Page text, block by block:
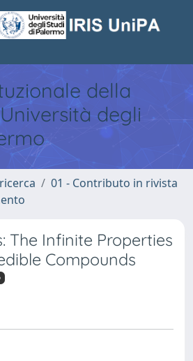
della
degli
01 - Contributo in rivista
The Infinite Properties
Compounds